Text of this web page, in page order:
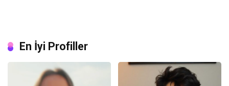
En İyi Profiller